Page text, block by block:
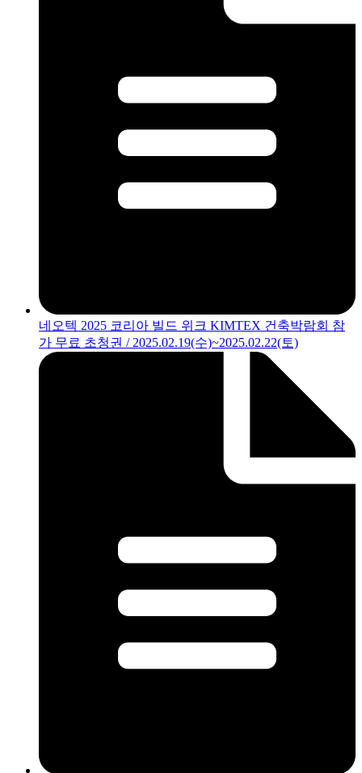
네오텍 2025 코리아 빌드 위크 KIMTEX 건축박람회 참
가 무료 초청권 / 2025.02.19(수)~2025.02.22(토)